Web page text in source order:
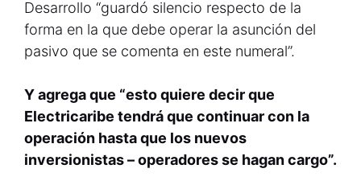
Desarrollo “guardó silencio respecto de la
forma en la que debe operar la asunción del
pasivo que se comenta en este numeral”.
Y agrega que “esto quiere decir que
Electricaribe tendrá que continuar con la
operación hasta que los nuevos
inversionistas – operadores se hagan cargo”.